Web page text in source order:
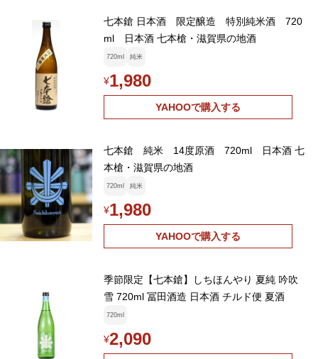
七本鎗 日本酒 限定醸造 特別純米酒 720
ml 日本酒 七本槍・滋賀県の地酒
720ml 純米
¥1,980
YAHOOで購入する
七本鎗 純米 14度原酒 720ml 日本酒 七
本槍・滋賀県の地酒
720ml 純米
¥1,980
YAHOOで購入する
季節限定【七本鎗】しちほんやり 夏純 吟吹
雪 720ml 冨田酒造 日本酒 チルド便 夏酒
720ml
¥2,090